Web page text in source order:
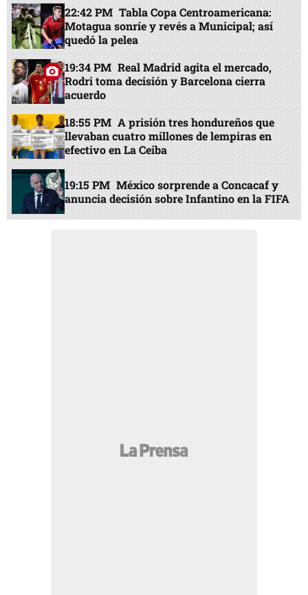
22:42 PM Tabla Copa Centroamericana:
Motagua sonríe y revés a Municipal; así
quedó la pelea
19:34 PM Real Madrid agita el mercado,
Rodri toma decisión y Barcelona cierra
acuerdo
18:55 PM A prisión tres hondureños que
llevaban cuatro millones de lempiras en
efectivo en La Ceiba
19:15 PM México sorprende a Concacaf y
anuncia decisión sobre Infantino en la FIFA